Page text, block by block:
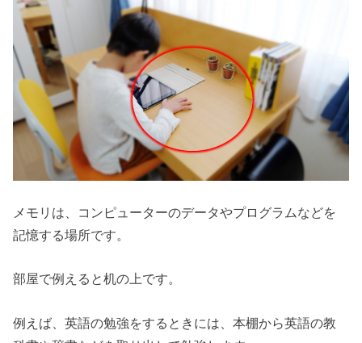
メモリは、コンピューターのデータやプログラムなどを
記憶する場所です。
部屋で例えると机の上です。
例えば、英語の勉強をするときには、本棚から英語の教